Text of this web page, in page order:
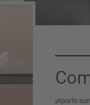
¡Aporte